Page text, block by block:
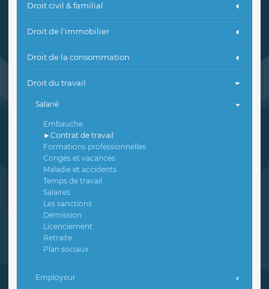
Droit civil & familial
Droit de l'immobilier
Droit de la consommation
Droit du travail
Salarié
Embauche
Contrat de travail
Formations professionnelles
Congés et vacances
Maladie et accidents
Temps de travail
Salaires
Les sanctions
Démission
Licenciement
Retraite
Plan sociaux
Employeur